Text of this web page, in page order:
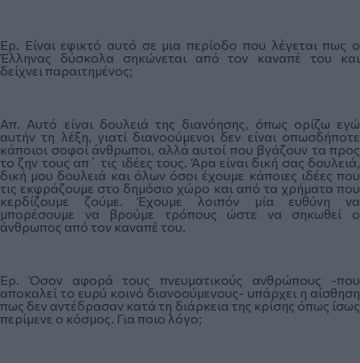
Ερ. Είναι εφικτό αυτό σε μια περίοδο που λέγεται πως ο
Έλληνας δύσκολα σηκώνεται από τον καναπέ του και
δείχνει παραιτημένος;
Απ. Αυτό είναι δουλειά της διανόησης, όπως ορίζω εγώ
αυτήν τη λέξη, γιατί διανοούμενοι δεν είναι οπωσδήποτε
κάποιοι σοφοί άνθρωποι, αλλά αυτοί που βγάζουν τα προς
το ζην τους απ΄ τις ιδέες τους. Άρα είναι δική σας δουλειά,
δική μου δουλειά και όλων όσοι έχουμε κάποιες ιδέες που
τις εκφράζουμε στο δημόσιο χώρο και από τα χρήματα που
κερδίζουμε ζούμε. Έχουμε λοιπόν μία ευθύνη να
μπορέσουμε να βρούμε τρόπους ώστε να σηκωθεί ο
άνθρωπος από τον καναπέ του.
Ερ. Όσον αφορά τους πνευματικούς ανθρώπους -που
αποκαλεί το ευρύ κοινό διανοούμενους- υπάρχει η αίσθηση
πως δεν αντέδρασαν κατά τη διάρκεια της κρίσης όπως ίσως
περίμενε ο κόσμος. Για ποιο λόγο;